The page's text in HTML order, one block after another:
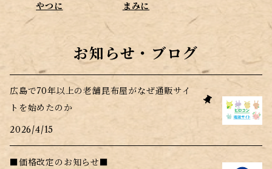
やつに
まみに
お知らせ・ブログ
広島で70年以上の老舗昆布屋がなぜ通販サイ
トを始めたのか
2026/4/15
■価格改定のお知らせ■